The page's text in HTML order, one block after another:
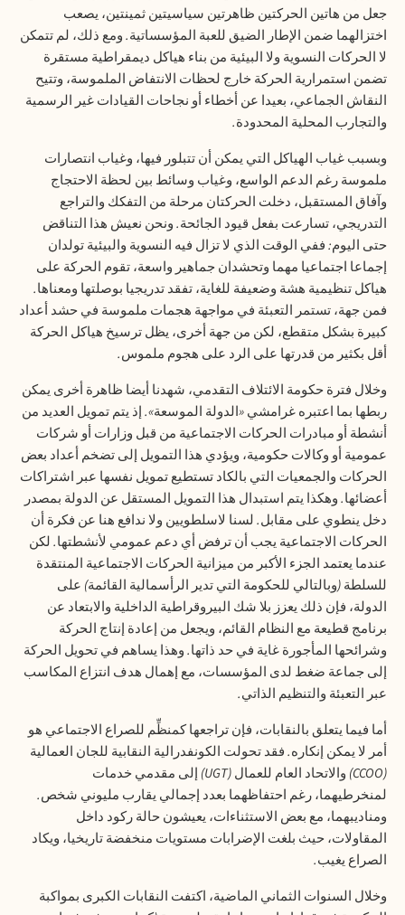
جعل من هاتين الحركتين ظاهرتين سياسيتين ثمينتين، يصعب
اختزالهما ضمن الإطار الضيق للعبة المؤسساتية.ومع ذلك، لم تتمكن
لا الحركات النسوية ولا البيئية من بناء هياكل ديمقراطية مستقرة
تضمن استمرارية الحركة خارج لحظات الانتفاض الملموسة، وتتيح
النقاش الجماعي، بعيدا عن أخطاء أو نجاحات القيادات غير الرسمية
والتجارب المحلية المحدودة.
وبسبب غياب الهياكل التي يمكن أن تتبلور فيها، وغياب انتصارات
ملموسة رغم الدعم الواسع، وغياب وسائط بين لحظة الاحتجاج
وآفاق المستقبل، دخلت الحركتان مرحلة من التفكك والتراجع
التدريجي، تسارعت بفعل قيود الجائحة.ونحن نعيش هذا التناقض
حتى اليوم:ففي الوقت الذي لا تزال فيه النسوية والبيئية تولدان
إجماعا اجتماعيا مهما وتحشدان جماهير واسعة، تقوم الحركة على
هياكل تنظيمية هشة وضعيفة للغاية، تفقد تدريجيا بوصلتها ومعناها.
فمن جهة، تستمر التعبئة في مواجهة هجمات ملموسة في حشد أعداد
كبيرة بشكل متقطع، لكن من جهة أخرى، يظل ترسيخ هياكل الحركة
أقل بكثير من قدرتها على الرد على هجوم ملموس.
وخلال فترة حكومة الائتلاف التقدمي، شهدنا أيضا ظاهرة أخرى يمكن
ربطها بما اعتبره غرامشي«الدولة الموسعة».إذ يتم تمويل العديد من
أنشطة أو مبادرات الحركات الاجتماعية من قبل وزارات أو شركات
عمومية أو وكالات حكومية، ويؤدي هذا التمويل إلى تضخم أعداد بعض
الحركات والجمعيات التي بالكاد تستطيع تمويل نفسها عبر اشتراكات
أعضائها.وهكذا يتم استبدال هذا التمويل المستقل عن الدولة بمصدر
دخل ينطوي على مقابل.لسنا لاسلطويين ولا ندافع هنا عن فكرة أن
الحركات الاجتماعية يجب أن ترفض أي دعم عمومي لأنشطتها.لكن
عندما يعتمد الجزء الأكبر من ميزانية الحركات الاجتماعية المنتقدة
للسلطة(وبالتالي للحكومة التي تدير الرأسمالية القائمة) على
الدولة، فإن ذلك يعزز بلا شك البيروقراطية الداخلية والابتعاد عن
برنامج قطيعة مع النظام القائم، ويجعل من إعادة إنتاج الحركة
وشرائحها المأجورة غاية في حد ذاتها.وهذا يساهم في تحويل الحركة
إلى جماعة ضغط لدى المؤسسات، مع إهمال هدف انتزاع المكاسب
عبر التعبئة والتنظيم الذاتي.
أما فيما يتعلق بالنقابات، فإن تراجعها كمنظِّم للصراع الاجتماعي هو
أمر لا يمكن إنكاره.فقد تحولت الكونفدرالية النقابية للجان العمالية
(CCOO)
والاتحاد العام للعمال(UGT)
إلى مقدمي خدمات
لمنخرطيهما، رغم احتفاظهما بعدد إجمالي يقارب مليوني شخص.
ومناديبهما، مع بعض الاستثناءات، يعيشون حالة ركود داخل
المقاولات، حيث بلغت الإضرابات مستويات منخفضة تاريخيا، ويكاد
الصراع يغيب.
وخلال السنوات الثماني الماضية، اكتفت النقابات الكبرى بمواكبة